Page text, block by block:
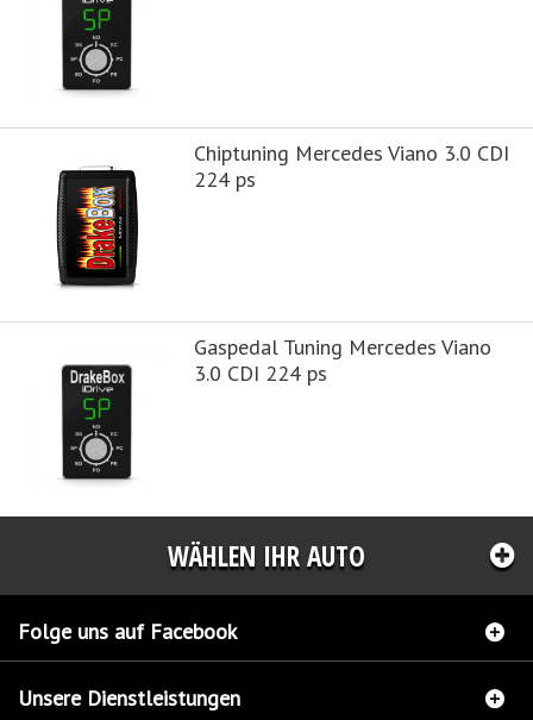
Chiptuning Mercedes Viano 3.0 CDI
224 ps
Gaspedal Tuning Mercedes Viano
3.0 CDI 224 ps
WÄHLEN IHR AUTO
Folge uns auf Facebook
Unsere Dienstleistungen